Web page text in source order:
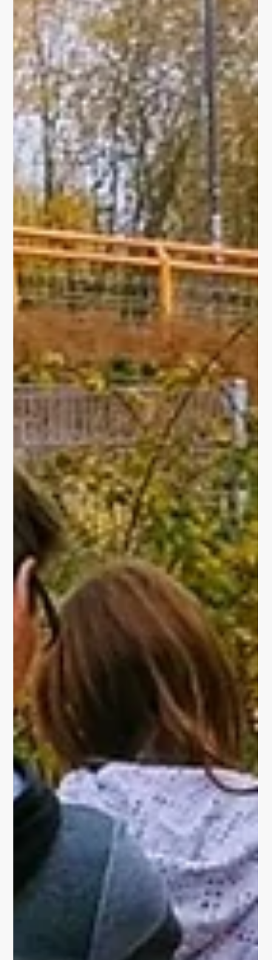
2019/2020 wurde nach mehrjähriger Bauph ase der
Neubau auf dem ehemaligen Gotano Gelände an der
sogenannten "Europakreuzung" in Gotha...